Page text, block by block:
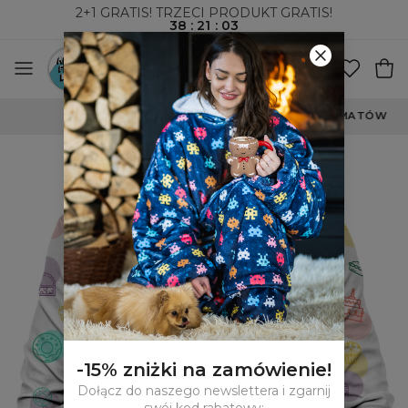
2+1 GRATIS! TRZECI PRODUKT GRATIS!
38 : 21 : 03
WYSYŁKA ZA POBRANIEM I DO PACZKOMATÓW
-15% zniżki na zamówienie!
Dołącz do naszego newslettera i zgarnij